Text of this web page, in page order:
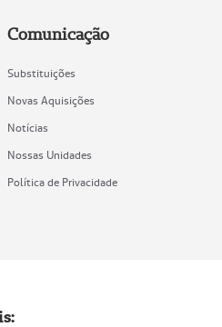
Comunicação
Substituições
Novas Aquisições
Notícias
Nossas Unidades
Política de Privacidade